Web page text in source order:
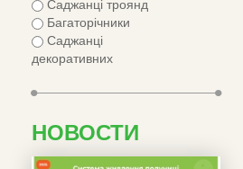
Саджанці троянд
Багаторічники
Саджанці
декоративних
НОВОСТИ